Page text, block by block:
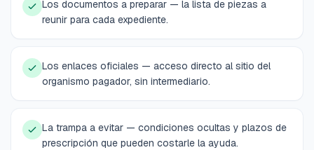
Los documentos a preparar — la lista de piezas a
reunir para cada expediente.
Los enlaces oficiales — acceso directo al sitio del
organismo pagador, sin intermediario.
La trampa a evitar — condiciones ocultas y plazos de
prescripción que pueden costarle la ayuda.